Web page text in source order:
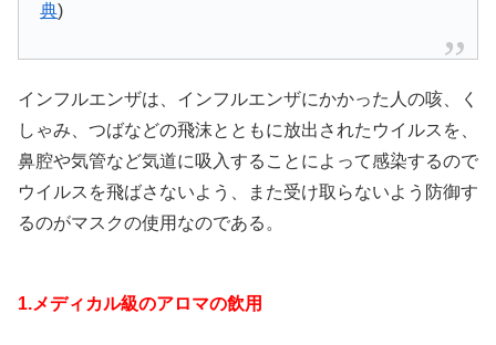
典)
インフルエンザは、インフルエンザにかかった人の咳、く
しゃみ、つばなどの飛沫とともに放出されたウイルスを、
鼻腔や気管など気道に吸入することによって感染するので
ウイルスを飛ばさないよう、また受け取らないよう防御す
るのがマスクの使用なのである。
1.メディカル級のアロマの飲用